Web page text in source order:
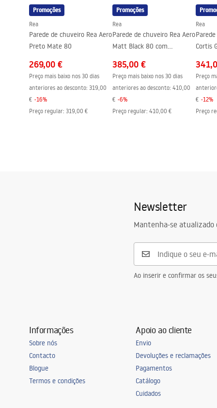
Technologia powłoki
Distância entre ligações
150
mm
Garantia
5 anos
Promoções
Rea
Parede de chuveiro Rea Aero
Preto Mate 80
269,00 €
Preço mais baixo nos 30 dias
anteriores ao desconto: 319,00
€ -16%
Preço regular: 319,00 €
Promoções
Rea
Parede de chuveiro Rea Aero
Matt Black 80 com
385,00 €
Preço mais baixo nos 30 dias
anteriores ao desconto: 410,00
€ -6%
Preço regular: 410,00 €
Rea
Cortis
Preço
€ -12%
Preço
Newsletter
Mantenha-se atualizado
Ao inserir e confirmar os
Informações
Sobre nós
Contacto
Blogue
Termos e condições
Apoio ao cliente
Envio
Devoluções e reclamações
Pagamentos
Catálogo
Cuidados